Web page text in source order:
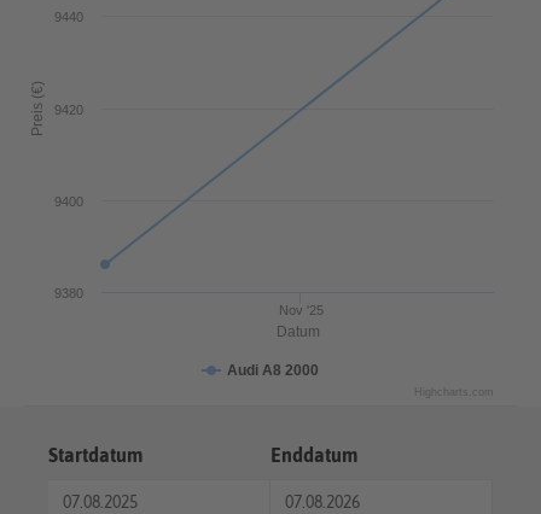
Datum
Preis (€)
Audi A8 2000
Nov '25
9380
9400
9420
9440
Highcharts.com
Startdatum Enddatum